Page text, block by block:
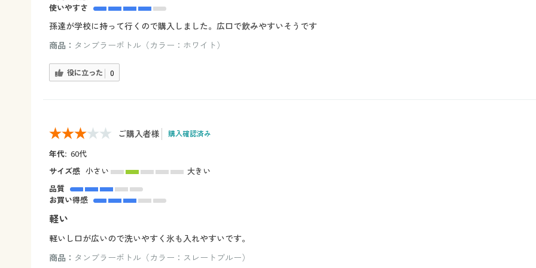
使いやすさ
孫達が学校に持って行くので購入しました。広口で飲みやすいそうです
商品： タンブラーボトル（カラー：ホワイト）
役に立った 0
ご購入者様 購入確認済み
年代: 60代
サイズ感 小さい
大きい
品質
お買い得感
軽い
軽いし口が広いので洗いやすく氷も入れやすいです。
商品： タンブラーボトル（カラー：スレートブルー）